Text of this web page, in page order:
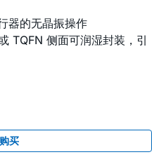
器的无晶振操作
TQFN 侧面可润湿封装，引
买